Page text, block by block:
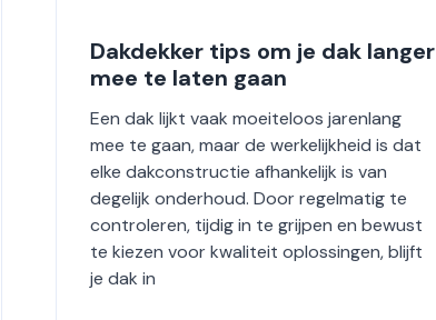
Dakdekker tips om je dak langer
mee te laten gaan
Een dak lijkt vaak moeiteloos jarenlang
mee te gaan, maar de werkelijkheid is dat
elke dakconstructie afhankelijk is van
degelijk onderhoud. Door regelmatig te
controleren, tijdig in te grijpen en bewust
te kiezen voor kwaliteit oplossingen, blijft
je dak in